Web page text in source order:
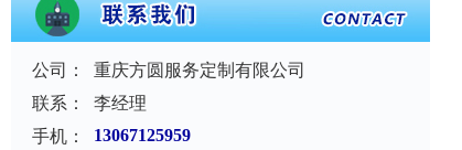
公司：
重庆方圆服务定制有限公司
联系：
李经理
手机：
13067125959